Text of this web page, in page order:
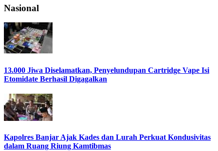
Nasional
13.000 Jiwa Diselamatkan, Penyelundupan Cartridge Vape Isi
Etomidate Berhasil Digagalkan
Kapolres Banjar Ajak Kades dan Lurah Perkuat Kondusivitas
dalam Ruang Riung Kamtibmas